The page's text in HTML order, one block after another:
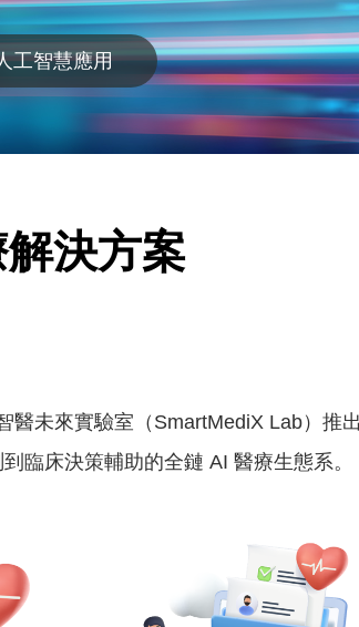
工智慧應用
決方案
未來實驗室（SmartMediX Lab）推
臨床決策輔助的全鏈 AI 醫療生態系。